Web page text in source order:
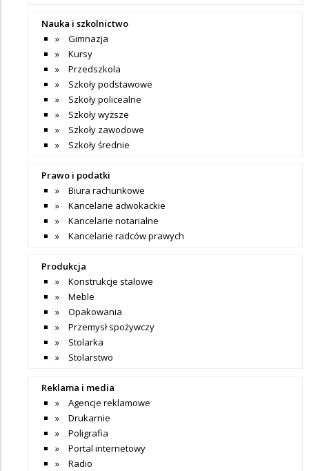
Nauka i szkolnictwo
Gimnazja
Kursy
Przedszkola
Szkoły podstawowe
Szkoły policealne
Szkoły wyższe
Szkoły zawodowe
Szkoły średnie
Prawo i podatki
Biura rachunkowe
Kancelarie adwokackie
Kancelarie notarialne
Kancelarie radców prawych
Produkcja
Konstrukcje stalowe
Meble
Opakowania
Przemysł spożywczy
Stolarka
Stolarstwo
Reklama i media
Agencje reklamowe
Drukarnie
Poligrafia
Portal internetowy
Radio